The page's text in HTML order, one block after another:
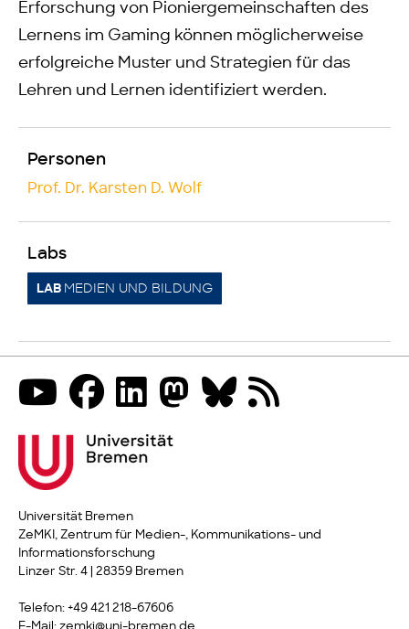
Erforschung von Pioniergemeinschaften des
Lernens im Gaming können möglicherweise
erfolgreiche Muster und Strategien für das
Lehren und Lernen identifiziert werden.
Personen
Prof. Dr. Karsten D. Wolf
Labs
LAB MEDIEN UND BILDUNG
Universität Bremen
ZeMKI, Zentrum für Medien-, Kommunikations- und
Informationsforschung
Linzer Str. 4 | 28359 Bremen
Telefon: +49 421 218-67606